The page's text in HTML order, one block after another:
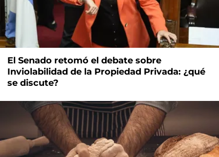
El Senado retomó el debate sobre
Inviolabilidad de la Propiedad Privada: ¿qué
se discute?